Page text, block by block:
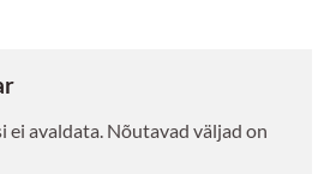
ei avaldata. Nõutavad väljad on